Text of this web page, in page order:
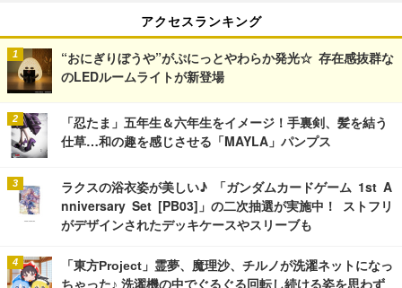
アクセスランキング
“おにぎりぼうや”がぷにっとやわらか発光☆ 存在感抜群な
のLEDルームライトが新登場
「忍たま」五年生＆六年生をイメージ！手裏剣、髪を結う
仕草…和の趣を感じさせる「MAYLA」パンプス
ラクスの浴衣姿が美しい♪ 「ガンダムカードゲーム 1st A
nniversary Set [PB03]」の二次抽選が実施中！ ストフリ
がデザインされたデッキケースやスリーブも
「東方Project」霊夢、魔理沙、チルノが洗濯ネットになっ
ちゃった♪ 洗濯機の中でぐるぐる回転し続ける姿を思わず